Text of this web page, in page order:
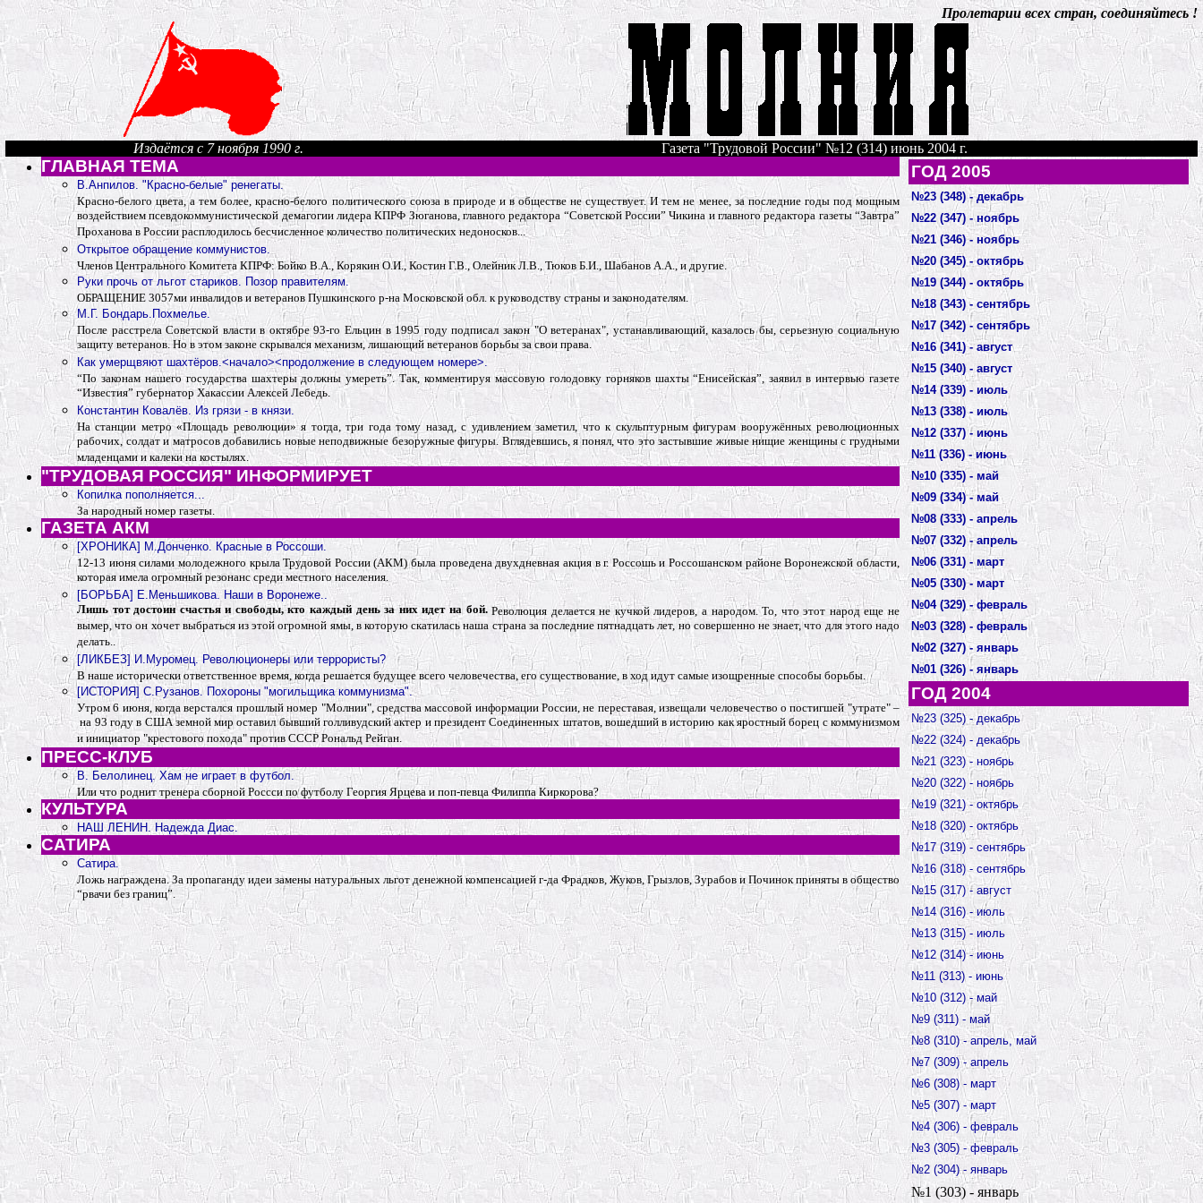
Пролетарии всех стран, соединяйтесь !
Издаётся с 7 ноября 1990 г. Газета "Трудовой России" №12 (314) июнь 2004 г.
ГЛАВНАЯ ТЕМА
В.Анпилов. "Красно-белые" ренегаты.
Красно-белого цвета, а тем более, красно-белого политического союза в природе и в обществе не существует. И тем не менее, за последние годы под мощным
воздействием псевдокоммунистической демагогии лидера КПРФ Зюганова, главного редактора “Советской России” Чикина и главного редактора газеты “Завтра”
Проханова в России расплодилось бесчисленное количество политических недоносков...
Открытое обращение коммунистов.
Членов Центрального Комитета КПРФ: Бойко В.А., Корякин О.И., Костин Г.В., Олейник Л.В., Тюков Б.И., Шабанов А.А., и другие.
Руки прочь от льгот стариков. Позор правителям.
ОБРАЩЕНИЕ 3057ми инвалидов и ветеранов Пушкинского р-на Московской обл. к руководству страны и законодателям.
М.Г. Бондарь.Похмелье.
После расстрела Советской власти в октябре 93-го Ельцин в 1995 году подписал закон "О ветеранах", устанавливающий, казалось бы, серьезную социальную
защиту ветеранов. Но в этом законе скрывался механизм, лишающий ветеранов борь­бы за свои права.
Как умерщвяют шахтёров.<начало><продолжение в следующем номере>.
“По законам нашего государства шахтеры должны умереть”. Так, комментируя массовую голодовку горняков шахты “Енисейская”, заявил в интервью газете
“Известия” губернатор Хакассии Алексей Лебедь.
Константин Ковалёв. Из грязи - в князи.
На станции метро «Площадь революции» я тогда, три года тому назад, с удивлением заметил, что к скульптурным фигурам вооружённых революционных
рабочих, солдат и матросов добавились новые неподвижные безоружные фигуры. Вглядевшись, я понял, что это застывшие живые нищие женщины с грудными
младенцами и калеки на костылях.
"ТРУДОВАЯ РОССИЯ" ИНФОРМИРУЕТ
Копилка пополняется...
За народный номер газеты.
ГАЗЕТА АКМ
[ХРОНИКА] М.Донченко. Красные в Россоши.
12-13 июнясилами молодежного крыла Трудовой России (АКМ) была проведена двухдневная акция в г. Россошь и Россошанском районе Воронежской области,
которая имела огромный резонанс среди местного населения.
[БОРЬБА] Е.Меньшикова. Наши в Воронеже..
Лишь тот достоин счастья и свободы, кто каждый день за них идет на бой.Революция делается не кучкой лидеров, а народом. То, что этот народ еще не
вымер, что он хочет выбраться из этой огромной ямы, в которую скатилась наша страна за последние пятнадцать лет, но совершенно не знает, что для этого надо
делать..
[ЛИКБЕЗ] И.Муромец. Революционеры или террористы?
В наше исторически ответственное время, когда решается будущее всего человечества, его существование, в ход идут самые изощренные способы борьбы.
[ИСТОРИЯ] С.Рузанов. Похороны "могильщика коммунизма".
Утром 6 июня, когда верстался прошлый номер "Молнии", средства массовой информации России, не переставая, извещали человечество о постигшей "утрате" –
на 93 году в США земной мир оставил бывший голливудский актер и президент Соединенных штатов, вошедший в историю как яростный борец с коммунизмом
и инициатор "крестового похода" против СССР Рональд Рейган.
ПРЕСС-КЛУБ
В. Белолинец. Хам не играет в футбол.
Или что роднит тренера сборной Россси по футболу Георгия Ярцева и поп-певца Филиппа Киркорова?
КУЛЬТУРА
НАШ ЛЕНИН. Надежда Диас.
САТИРА
Сатира.
Ложь награждена. За пропаганду идеи замены натуральных льгот денежной компенсацией г-да Фрадков, Жуков, Грызлов, Зурабов и Починок приняты в общество
“рвачи без границ”.
ГОД 2005
№23 (348) - декабрь
№22 (347) - ноябрь
№21 (346) - ноябрь
№20 (345) - октябрь
№19 (344) - октябрь
№18 (343) - сентябрь
№17 (342) - сентябрь
№16 (341) - август
№15 (340) - август
№14 (339) - июль
№13 (338) - июль
№12 (337) - июнь
№11 (336) - июнь
№10 (335) - май
№09 (334) - май
№08 (333) - апрель
№07 (332) - апрель
№06 (331) - март
№05 (330) - март
№04 (329) - февраль
№03 (328) - февраль
№02 (327) - январь
№01 (326) - январь
ГОД 2004
№23 (325) - декабрь
№22 (324) - декабрь
№21 (323) - ноябрь
№20 (322) - ноябрь
№19 (321) - октябрь
№18 (320) - октябрь
№17 (319) - сентябрь
№16 (318) - сентябрь
№15 (317) - август
№14 (316) - июль
№13 (315) - июль
№12 (314) - июнь
№11 (313) - июнь
№10 (312) - май
№9 (311) - май
№8 (310) - апрель, май
№7 (309) - апрель
№6 (308) - март
№5 (307) - март
№4 (306) - февраль
№3 (305) - февраль
№2 (304) - январь
№1 (303) - январь